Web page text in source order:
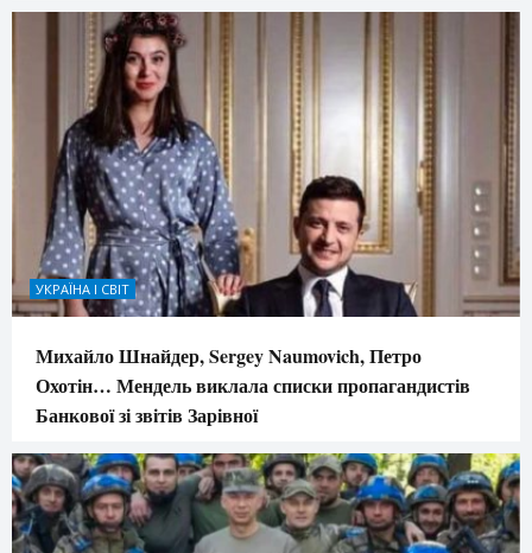
УКРАЇНА І СВІТ
Михайло Шнайдер, Sergey Naumovich, Петро
Охотін… Мендель виклала списки пропагандистів
Банкової зі звітів Зарівної